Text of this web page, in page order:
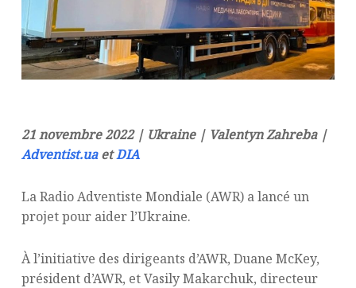
21 novembre 2022 | Ukraine | Valentyn Zahreba |
Adventist.uaetDIA
La Radio Adventiste Mondiale (AWR) a lancé un
projet pour aider l’Ukraine.
À l’initiative des dirigeants d’AWR, Duane McKey,
président d’AWR, et Vasily Makarchuk, directeur